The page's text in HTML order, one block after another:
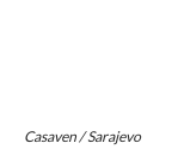
Casaven / Sarajevo